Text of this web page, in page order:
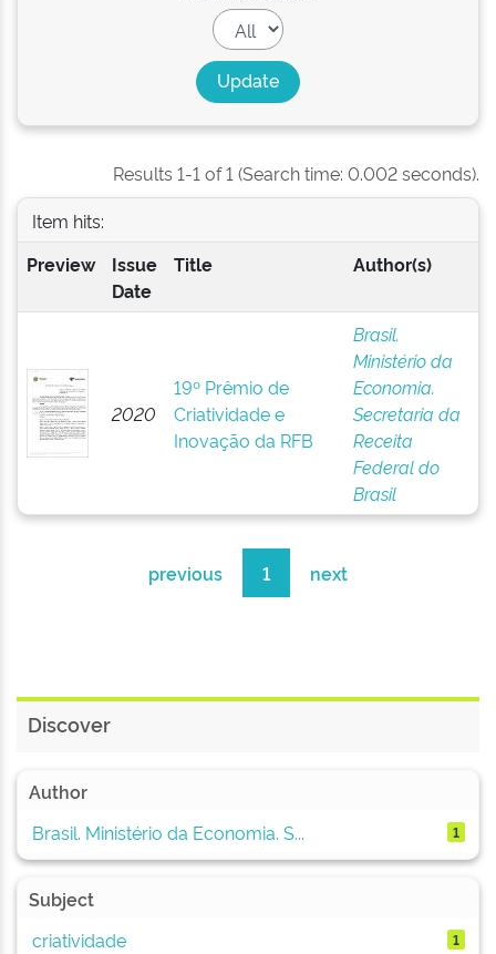
Results 1-1 of 1 (Search time: 0.002 seconds).
Item hits:
Preview
Issue
Date
Title Author(s)
2020
19º Prêmio de
Criatividade e
Inovação da RFB
Brasil.
Ministério da
Economia.
Secretaria da
Receita
Federal do
Brasil
previous 1 next
Discover
Author
Brasil. Ministério da Economia. S...
1
Subject
criatividade
1